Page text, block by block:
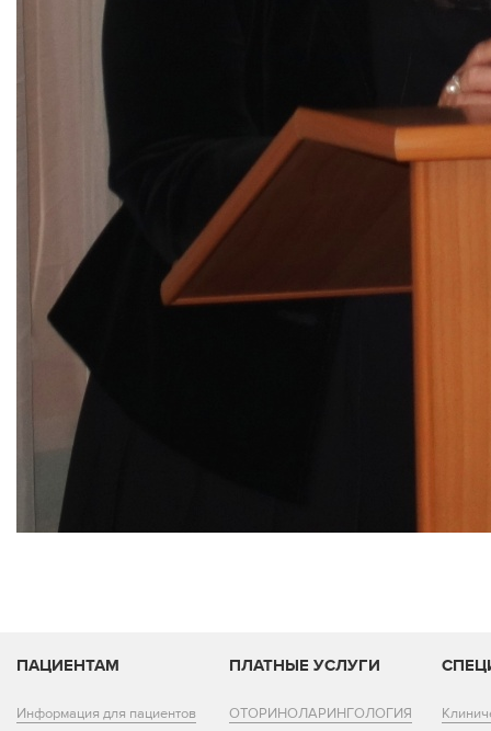
ПАЦИЕНТАМ
Информация для пациентов
ПЛАТНЫЕ УСЛУГИ
ОТОРИНОЛАРИНГОЛОГИЯ